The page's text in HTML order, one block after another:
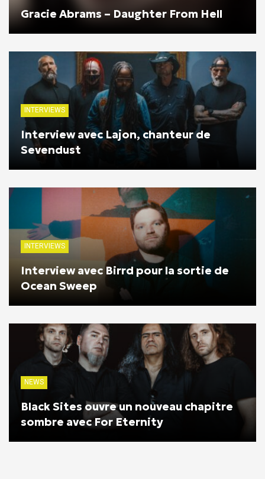
Gracie Abrams – Daughter From Hell
INTERVIEWS
Interview avec Lajon, chanteur de
Sevendust
INTERVIEWS
Interview avec Birrd pour la sortie de
Ocean Sweep
NEWS
Black Sites ouvre un nouveau chapitre
sombre avec For Eternity